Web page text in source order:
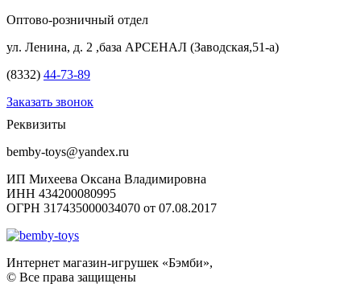
Оптово-розничный отдел
ул. Ленина, д. 2 ,база АРСЕНАЛ (Заводская,51-а)
(8332) 44-73-89
Заказать звонок
Реквизиты
bemby-toys@yandex.ru
ИП Михеева Оксана Владимировна
ИНН 434200080995
ОГРН 317435000034070 от 07.08.2017
Интернет магазин-игрушек «Бэмби»,
© Все права защищены